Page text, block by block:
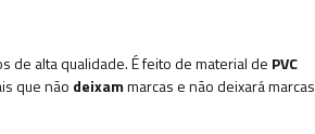
de alta qualidade. É feito de material de PVC
que não deixammarcas e não deixará marcas